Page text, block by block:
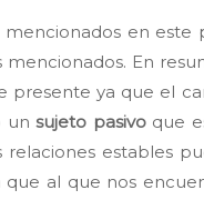
en este
En
ya que el
unsujeto pasivoque
estables
al que nos